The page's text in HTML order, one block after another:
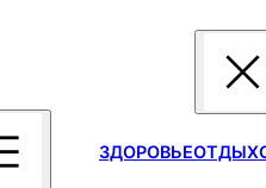
ЗДОРОВЬЕОТДЫХ